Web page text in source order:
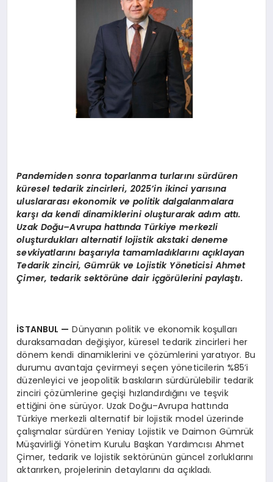
Pandemiden sonra toparlanma turlarını sürdüren
küresel tedarik zincirleri, 2025’in ikinci yarısına
uluslararası ekonomik ve politik dalgalanmalara
karşı da kendi dinamiklerini oluşturarak adım attı.
Uzak Doğu–Avrupa hattında Türkiye merkezli
oluşturdukları alternatif lojistik akstaki deneme
sevkiyatlarını başarıyla tamamladıklarını açıklayan
Tedarik zinciri, Gümrük ve Lojistik Yöneticisi Ahmet
Çimer, tedarik sektörüne dair içgörülerini paylaştı.
İSTANBUL — Dünyanın politik ve ekonomik koşulları
duraksamadan değişiyor, küresel tedarik zincirleri her
dönem kendi dinamiklerini ve çözümlerini yaratıyor. Bu
durumu avantaja çevirmeyi seçen yöneticilerin %85’i
düzenleyici ve jeopolitik baskıların sürdürülebilir tedarik
zinciri çözümlerine geçişi hızlandırdığını ve teşvik
ettiğini öne sürüyor. Uzak Doğu–Avrupa hattında
Türkiye merkezli alternatif bir lojistik model üzerinde
çalışmalar sürdüren Yeniay Lojistik ve Daimon Gümrük
Müşavirliği Yönetim Kurulu Başkan Yardımcısı Ahmet
Çimer, tedarik ve lojistik sektörünün güncel zorluklarını
aktarırken, projelerinin detaylarını da açıkladı.